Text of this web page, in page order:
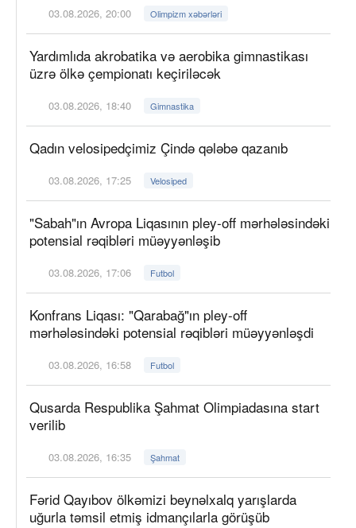
03.08.2026, 20:00 Olimpizm xəbərləri
Yardımlıda akrobatika və aerobika gimnastikası
üzrə ölkə çempionatı keçiriləcək
03.08.2026, 18:40 Gimnastika
Qadın velosipedçimiz Çində qələbə qazanıb
03.08.2026, 17:25 Velosiped
"Sabah"ın Avropa Liqasının pley-off mərhələsindəki
potensial rəqibləri müəyyənləşib
03.08.2026, 17:06 Futbol
Konfrans Liqası: "Qarabağ"ın pley-off
mərhələsindəki potensial rəqibləri müəyyənləşdi
03.08.2026, 16:58 Futbol
Qusarda Respublika Şahmat Olimpiadasına start
verilib
03.08.2026, 16:35 Şahmat
Fərid Qayıbov ölkəmizi beynəlxalq yarışlarda
uğurla təmsil etmiş idmançılarla görüşüb